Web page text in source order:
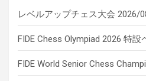
レベルアップチェス大会 2026/
FIDE Chess Olympiad 2026 特
FIDE World Senior Chess